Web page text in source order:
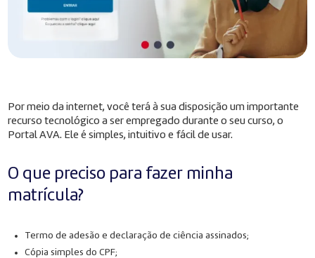
Por meio da internet, você terá à sua disposição um importante
recurso tecnológico a ser empregado durante o seu curso, o
Portal AVA. Ele é simples, intuitivo e fácil de usar.
O que preciso para fazer minha
matrícula?
Termo de adesão e declaração de ciência assinados;
Cópia simples do CPF;